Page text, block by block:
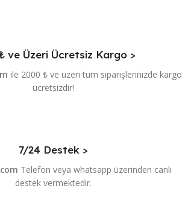
ve Üzeri Ücretsiz Kargo >
ile 2000 ₺ ve üzeri tüm siparişlerinizde kargo
ücretsizdir!
7/24 Destek >
Telefon veya whatsapp üzerinden canlı
destek vermektedir.